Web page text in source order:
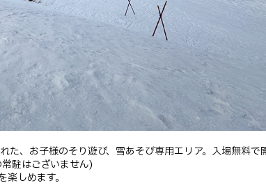
た、お子様のそり遊び、雪あそび専用エリア。入場無料で
駐はございません)
しめます。